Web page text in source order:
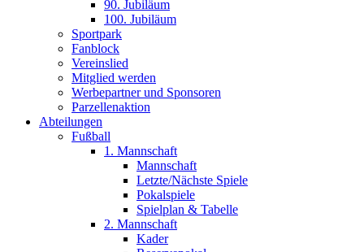
90. Jubiläum
100. Jubiläum
Sportpark
Fanblock
Vereinslied
Mitglied werden
Werbepartner und Sponsoren
Parzellenaktion
Abteilungen
Fußball
1. Mannschaft
Mannschaft
Letzte/Nächste Spiele
Pokalspiele
Spielplan & Tabelle
2. Mannschaft
Kader